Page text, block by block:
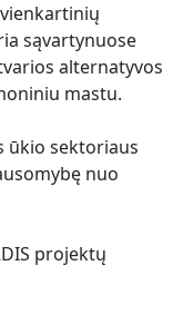
sąvartynuose
alternatyvos
mastu.
ūkio sektoriaus
nuo
projektų